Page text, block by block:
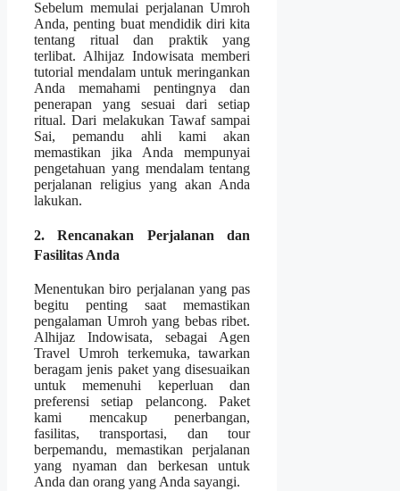
Sebelum memulai perjalanan Umroh
Anda, penting buat mendidik diri kita
tentang ritual dan praktik yang
terlibat. Alhijaz Indowisata memberi
tutorial mendalam untuk meringankan
Anda memahami pentingnya dan
penerapan yang sesuai dari setiap
ritual. Dari melakukan Tawaf sampai
Sai, pemandu ahli kami akan
memastikan jika Anda mempunyai
pengetahuan yang mendalam tentang
perjalanan religius yang akan Anda
lakukan.
2. Rencanakan Perjalanan dan
Fasilitas Anda
Menentukan biro perjalanan yang pas
begitu penting saat memastikan
pengalaman Umroh yang bebas ribet.
Alhijaz Indowisata, sebagai Agen
Travel Umroh terkemuka, tawarkan
beragam jenis paket yang disesuaikan
untuk memenuhi keperluan dan
preferensi setiap pelancong. Paket
kami mencakup penerbangan,
fasilitas, transportasi, dan tour
berpemandu, memastikan perjalanan
yang nyaman dan berkesan untuk
Anda dan orang yang Anda sayangi.